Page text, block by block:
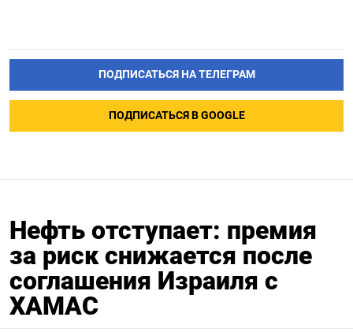
ПОДПИСАТЬСЯ НА ТЕЛЕГРАМ
ПОДПИСАТЬСЯ В GOOGLE
Нефть отступает: премия
за риск снижается после
соглашения Израиля с
ХАМАС